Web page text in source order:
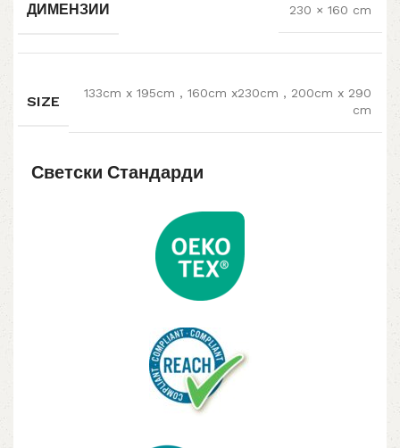
ДИМЕНЗИИ 230 × 160 cm
SIZE 133cm x 195cm , 160cm x230cm , 200cm x 290
cm
Светски Стандарди